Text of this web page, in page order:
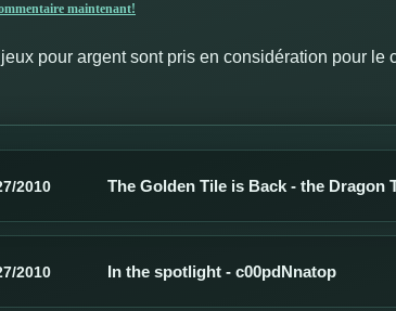
maintenant!
pour argent sont pris en considération pour le
2010 The Golden Tile is Back - the Dragon
2010 In the spotlight - c00pdNnatop